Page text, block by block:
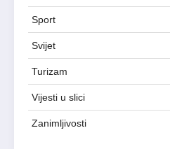
Sport
Svijet
Turizam
Vijesti u slici
Zanimljivosti